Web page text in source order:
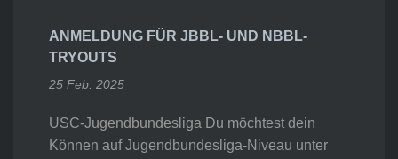
ANMELDUNG FÜR JBBL- UND NBBL-
TRYOUTS
25 Feb. 2025
USC-Jugendbundesliga Du möchtest dein
Können auf Jugendbundesliga-Niveau unter